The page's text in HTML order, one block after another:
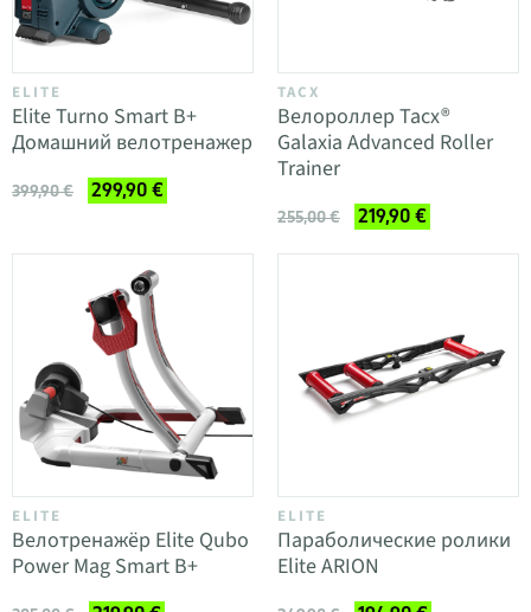
ELITE
Elite Turno Smart B+
Домашний велотренажер
399,90 € 299,90 €
TACX
Велороллер Tacx®
Galaxia Advanced Roller
Trainer
255,00 € 219,90 €
ELITE
Велотренажёр Elite Qubo
Power Mag Smart B+
ELITE
Параболические ролики
Elite ARION